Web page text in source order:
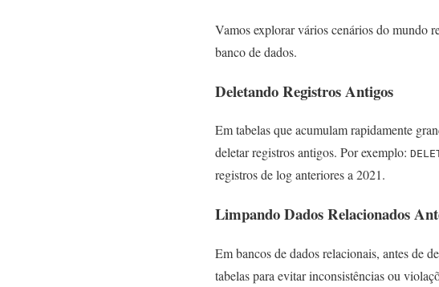
Vamos explorar vários cenários do mundo
banco de dados.
Deletando Registros Antigos
Em tabelas que acumulam rapidamente
deletar registros antigos. Por exemplo:
registros de log anteriores a 2021.
Limpando Dados Relacionados
Em bancos de dados relacionais, antes de
tabelas para evitar inconsistências ou